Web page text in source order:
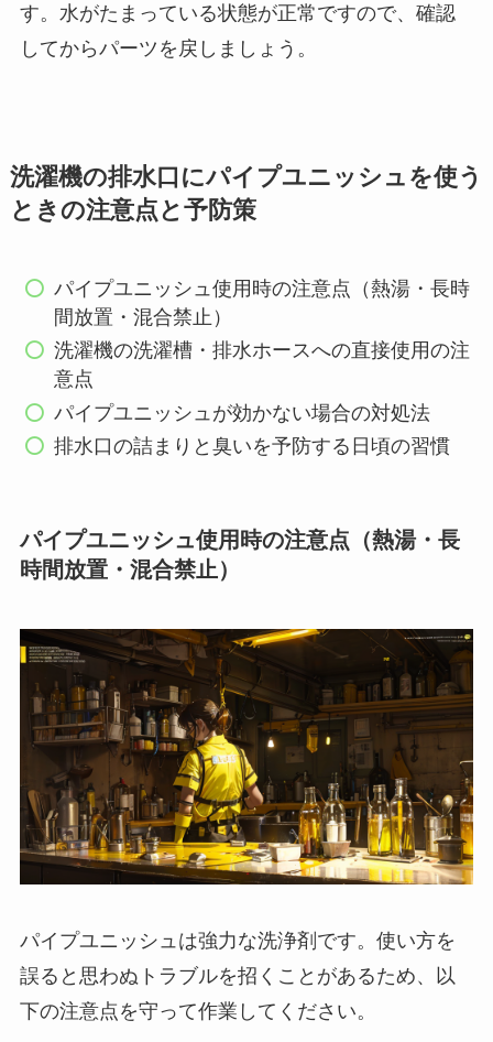
す。水がたまっている状態が正常ですので、確認
してからパーツを戻しましょう。
洗濯機の排水口にパイプユニッシュを使う
ときの注意点と予防策
パイプユニッシュ使用時の注意点（熱湯・長時
間放置・混合禁止）
洗濯機の洗濯槽・排水ホースへの直接使用の注
意点
パイプユニッシュが効かない場合の対処法
排水口の詰まりと臭いを予防する日頃の習慣
パイプユニッシュ使用時の注意点（熱湯・長
時間放置・混合禁止）
パイプユニッシュは強力な洗浄剤です。使い方を
誤ると思わぬトラブルを招くことがあるため、以
下の注意点を守って作業してください。